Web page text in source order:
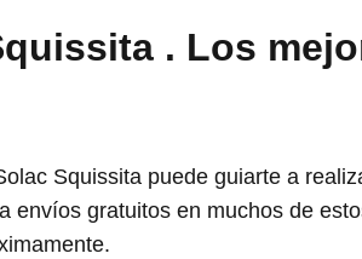
. Los
Squissita puede guiarte a
envíos gratuitos en muchos de